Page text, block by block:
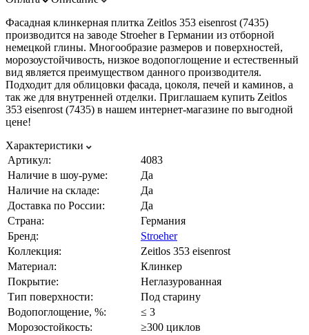
Фасадная клинкерная плитка Zeitlos 353 eisenrost (7435)
производится на заводе Stroeher в Германии из отборной
немецкой глины. Многообразие размеров и поверхностей,
морозоустойчивость, низкое водопоглощение и естественный
вид является преимуществом данного производителя.
Подходит для облицовки фасада, цоколя, печей и каминов, а
так же для внутренней отделки. Приглашаем купить Zeitlos
353 eisenrost (7435) в нашем интернет-магазине по выгодной
цене!
Характеристики
Артикул:
4083
Наличие в шоу-руме:
Да
Наличие на складе:
Да
Доставка по России:
Да
Страна:
Германия
Бренд:
Stroeher
Коллекция:
Zeitlos 353 eisenrost
Материал:
Клинкер
Покрытие:
Неглазурованная
Тип поверхности:
Под старину
Водопоглощение, %:
≤ 3
Морозостойкость:
≥300 циклов